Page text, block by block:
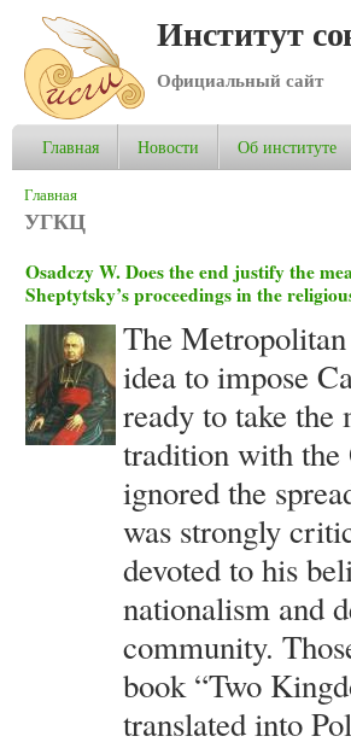
Институт
Официальный сайт
Главная Новости Об институте
Вы здесь
Главная
УГКЦ
Osadczy W. Does the end justify the
Sheptytsky’s proceedings in the
The
idea to impose
ready to take the
tradition with the
ignored the
was strongly
devoted to his
nationalism and
community.
book “Two
translated into